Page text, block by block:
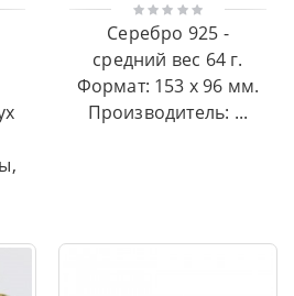
Серебро 925 -
средний вес 64 г.
Формат: 153 x 96 мм.
Производитель: ...